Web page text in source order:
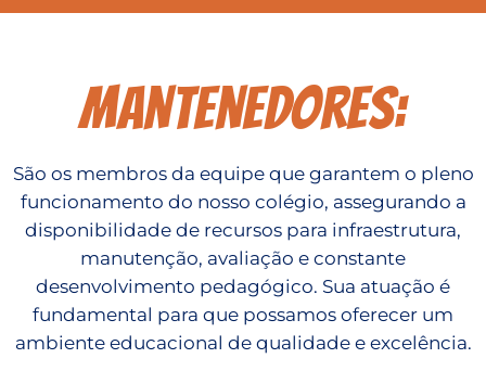
Mantenedores:
São os membros da equipe que garantem o pleno
funcionamento do nosso colégio, assegurando a
disponibilidade de recursos para infraestrutura,
manutenção, avaliação e constante
desenvolvimento pedagógico. Sua atuação é
fundamental para que possamos oferecer um
ambiente educacional de qualidade e excelência.